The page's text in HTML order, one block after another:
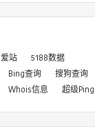
爱站
5188数据
Bing查询
搜狗查询
Whois信息 超级Ping